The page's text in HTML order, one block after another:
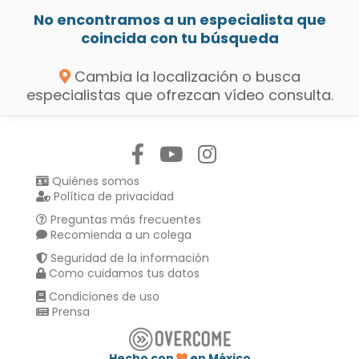
No encontramos a un especialista que
coincida con tu búsqueda
Cambia la localización o busca
especialistas que ofrezcan vídeo consulta.
Quiénes somos
Política de privacidad
Preguntas más frecuentes
Recomienda a un colega
Seguridad de la información
Como cuidamos tus datos
Condiciones de uso
Prensa